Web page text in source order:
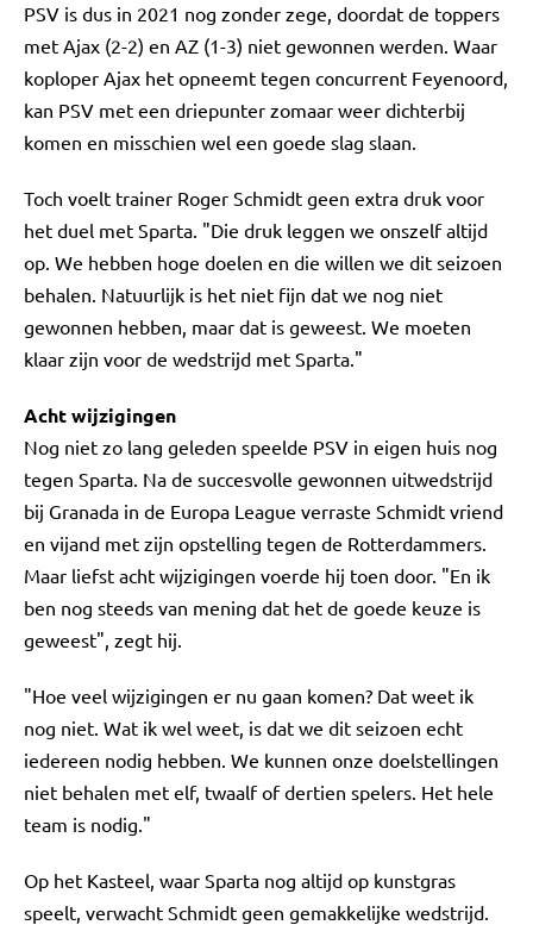
PSV is dus in 2021 nog zonder zege, doordat de toppers
met Ajax (2-2) en AZ (1-3) niet gewonnen werden. Waar
koploper Ajax het opneemt tegen concurrent Feyenoord,
kan PSV met een driepunter zomaar weer dichterbij
komen en misschien wel een goede slag slaan.
Toch voelt trainer Roger Schmidt geen extra druk voor
het duel met Sparta. "Die druk leggen we onszelf altijd
op. We hebben hoge doelen en die willen we dit seizoen
behalen. Natuurlijk is het niet fijn dat we nog niet
gewonnen hebben, maar dat is geweest. We moeten
klaar zijn voor de wedstrijd met Sparta."
Acht wijzigingen
Nog niet zo lang geleden speelde PSV in eigen huis nog
tegen Sparta. Na de succesvolle gewonnen uitwedstrijd
bij Granada in de Europa League verraste Schmidt vriend
en vijand met zijn opstelling tegen de Rotterdammers.
Maar liefst acht wijzigingen voerde hij toen door. "En ik
ben nog steeds van mening dat het de goede keuze is
geweest", zegt hij.
"Hoe veel wijzigingen er nu gaan komen? Dat weet ik
nog niet. Wat ik wel weet, is dat we dit seizoen echt
iedereen nodig hebben. We kunnen onze doelstellingen
niet behalen met elf, twaalf of dertien spelers. Het hele
team is nodig."
Op het Kasteel, waar Sparta nog altijd op kunstgras
speelt, verwacht Schmidt geen gemakkelijke wedstrijd.